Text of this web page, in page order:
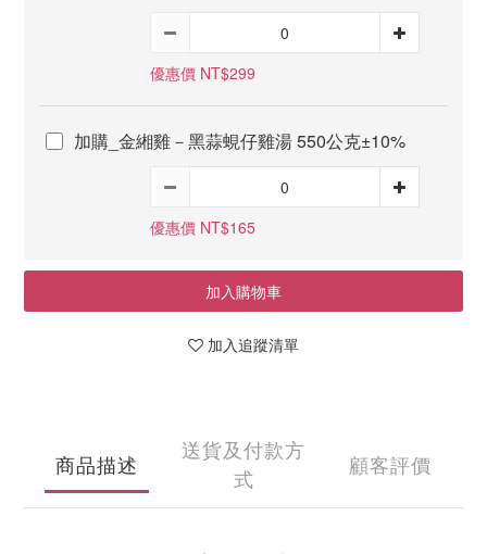
優惠價 NT$299
加購_金緗雞－黑蒜蜆仔雞湯 550公克±10%
優惠價 NT$165
加入購物車
加入追蹤清單
商品描述
送貨及付款方
式
顧客評價